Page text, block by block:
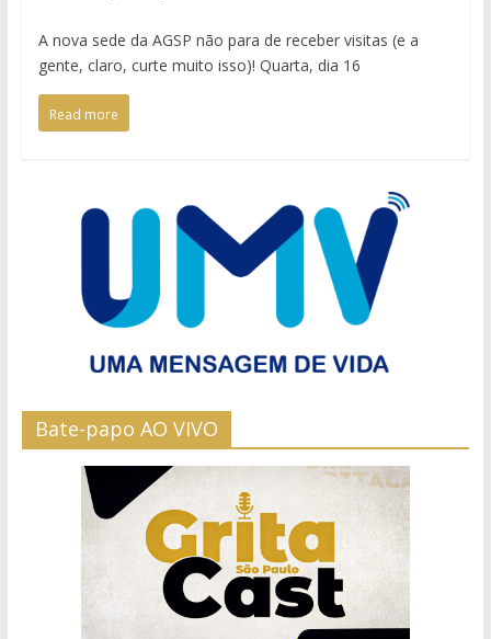
A nova sede da AGSP não para de receber visitas (e a
gente, claro, curte muito isso)! Quarta, dia 16
Read more
Bate-papo AO VIVO